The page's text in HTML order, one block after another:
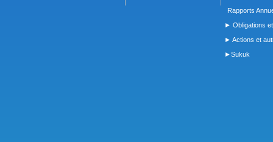
Rapports
► Obligations
► Actions et
►Sukuk